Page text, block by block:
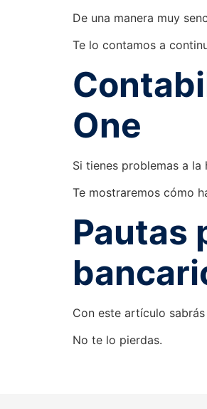
De una manera muy
Te lo contamos a
One
Si tienes problemas a
Te mostraremos cómo
Pautas
Con este artículo
No te lo pierdas.